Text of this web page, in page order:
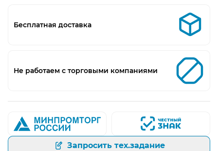
Бесплатная доставка
Не работаем с торговыми компаниями
Запросить тех.задание